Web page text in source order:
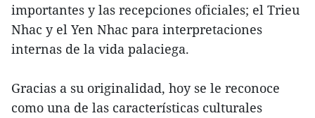
importantes y las recepciones oficiales; el Trieu
Nhac y el Yen Nhac para interpretaciones
internas de la vida palaciega.
Gracias a su originalidad, hoy se le reconoce
como una de las características culturales